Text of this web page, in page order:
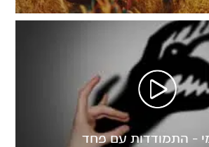
– התמודדות עם פחד